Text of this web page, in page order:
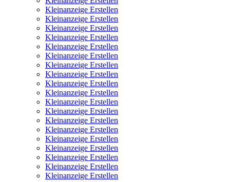
Kleinanzeige Erstellen
Kleinanzeige Erstellen
Kleinanzeige Erstellen
Kleinanzeige Erstellen
Kleinanzeige Erstellen
Kleinanzeige Erstellen
Kleinanzeige Erstellen
Kleinanzeige Erstellen
Kleinanzeige Erstellen
Kleinanzeige Erstellen
Kleinanzeige Erstellen
Kleinanzeige Erstellen
Kleinanzeige Erstellen
Kleinanzeige Erstellen
Kleinanzeige Erstellen
Kleinanzeige Erstellen
Kleinanzeige Erstellen
Kleinanzeige Erstellen
Kleinanzeige Erstellen